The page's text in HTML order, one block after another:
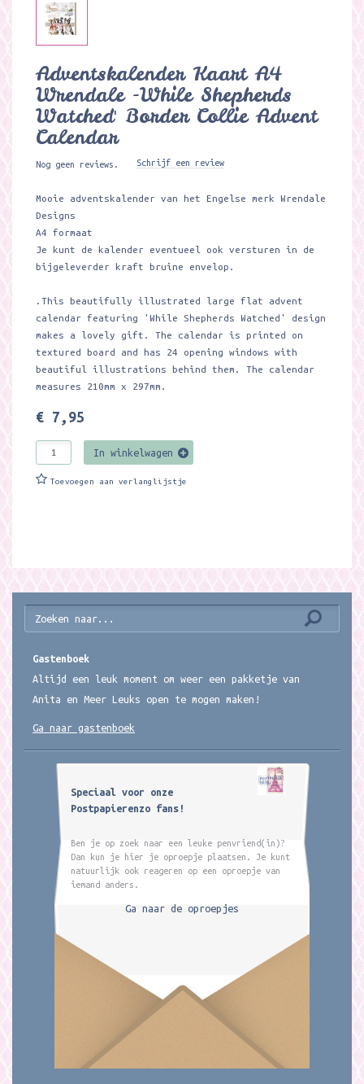
Adventskalender Kaart A4
Wrendale -While Shepherds
Watched' Border Collie Advent
Calendar ​
Nog geen reviews. Schrijf een review
Mooie adventskalender van het Engelse merk Wrendale
Designs
A4 formaat
Je kunt de kalender eventueel ook versturen in de
bijgeleverder kraft bruine envelop.
.This beautifully illustrated large flat advent
calendar featuring 'While Shepherds Watched' design
makes a lovely gift. The calendar is printed on
textured board and has 24 opening windows with
beautiful illustrations behind them. The calendar
measures 210mm x 297mm.
€ 7,95
In winkelwagen
Toevoegen aan verlanglijstje
Gastenboek
Altijd een leuk moment om weer een pakketje van
Anita en Meer Leuks open te mogen maken!
Ga naar gastenboek
Speciaal voor onze
Postpapierenzo fans!
Ben je op zoek naar een leuke penvriend(in)?
Dan kun je hier je oproepje plaatsen. Je kunt
natuurlijk ook reageren op een oproepje van
iemand anders.
Ga naar de oproepjes